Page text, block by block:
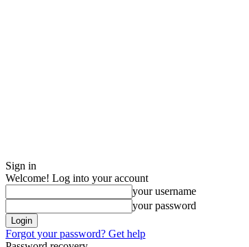
Sign in
Welcome! Log into your account
your username
your password
Forgot your password? Get help